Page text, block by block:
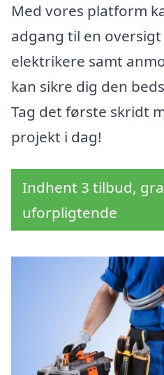
Med vores platform
adgang til en
elektrikere samt
kan sikre dig den
Tag det første skridt
projekt i dag!
Indhent 3 tilbud,
uforpligtende